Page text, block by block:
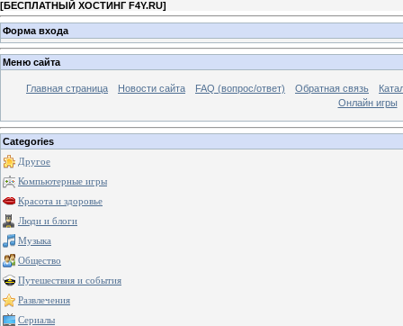
[БЕСПЛАТНЫЙ ХОСТИНГ F4Y.RU]
Форма входа
Меню сайта
Главная страница Новости сайта FAQ (вопрос/ответ) Обратная связь
Онлайн игры
Categories
Другое
Компьютерные игры
Красота и здоровье
Люди и блоги
Музыка
Общество
Путешествия и события
Развлечения
Сериалы